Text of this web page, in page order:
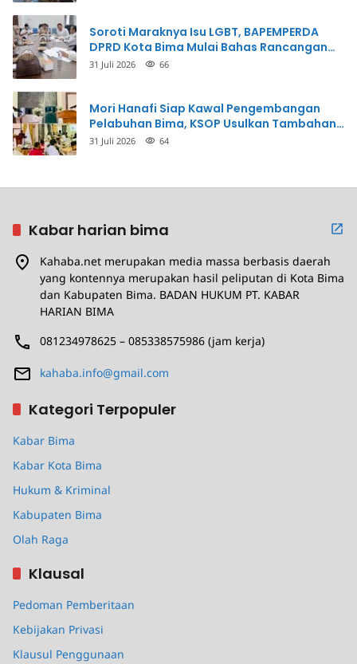
Soroti Maraknya Isu LGBT, BAPEMPERDA
DPRD Kota Bima Mulai Bahas Rancangan
Perda Pencegahan
31 Juli 2026 66
Mori Hanafi Siap Kawal Pengembangan
Pelabuhan Bima, KSOP Usulkan Tambahan
Dermaga Rp400 Miliar
31 Juli 2026 64
Kabar harian bima
Kahaba.net merupakan media massa berbasis daerah
yang kontennya merupakan hasil peliputan di Kota Bima
dan Kabupaten Bima. BADAN HUKUM PT. KABAR
HARIAN BIMA
081234978625 – 085338575986 (jam kerja)
kahaba.info@gmail.com
Kategori Terpopuler
Kabar Bima
Kabar Kota Bima
Hukum & Kriminal
Kabupaten Bima
Olah Raga
Klausal
Pedoman Pemberitaan
Kebijakan Privasi
Klausul Penggunaan